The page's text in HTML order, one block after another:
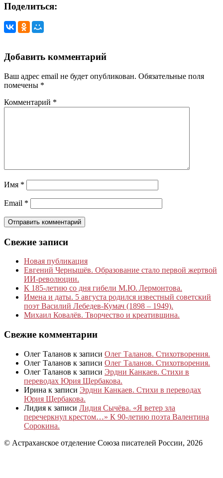
Поделиться:
Добавить комментарий
Ваш адрес email не будет опубликован. Обязательные поля
помечены *
Комментарий *
Имя *
Email *
Свежие записи
Новая публикация
Евгений Чернышёв. Образование стало первой жертвой
ИИ-революции.
К 185‑летию со дня гибели М.Ю. Лермонтова.
Имена и даты. 5 августа родился известный советский
поэт Василий Лебедев-Кумач (1898 – 1949).
Михаил Ковалёв. Творчество и креативщина.
Свежие комментарии
Олег Таланов к записи Олег Таланов. Стихотворения.
Олег Таланов к записи Олег Таланов. Стихотворения.
Олег Таланов к записи Эрдни Канкаев. Стихи в
переводах Юрия Щербакова.
Ирина к записи Эрдни Канкаев. Стихи в переводах
Юрия Щербакова.
Лидия к записи Лидия Сычёва. «Я ветер зла
перечеркнул крестом…» К 90-летию поэта Валентина
Сорокина.
© Астраханское отделение Союза писателей России, 2026